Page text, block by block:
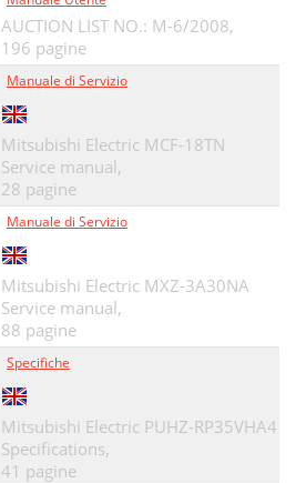
AUCTION LIST NO.: M-6/2008,
196 pagine
Manuale di Servizio
Mitsubishi Electric MCF-18TN
Service manual,
28 pagine
Manuale di Servizio
Mitsubishi Electric MXZ-3A30NA
Service manual,
88 pagine
Specifiche
Mitsubishi Electric PUHZ-RP35VHA4
Specifications,
41 pagine